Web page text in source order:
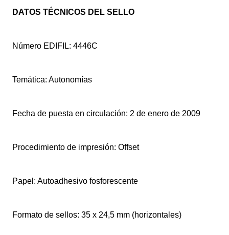
DATOS TÉCNICOS DEL SELLO
Número EDIFIL: 4446C
Temática: Autonomías
Fecha de puesta en circulación: 2 de enero de 2009
Procedimiento de impresión: Offset
Papel: Autoadhesivo fosforescente
Formato de sellos: 35 x 24,5 mm (horizontales)